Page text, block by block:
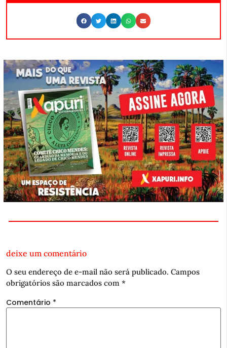
deixe um comentário
O seu endereço de e-mail não será publicado. Campos
obrigatórios são marcados com *
Comentário *